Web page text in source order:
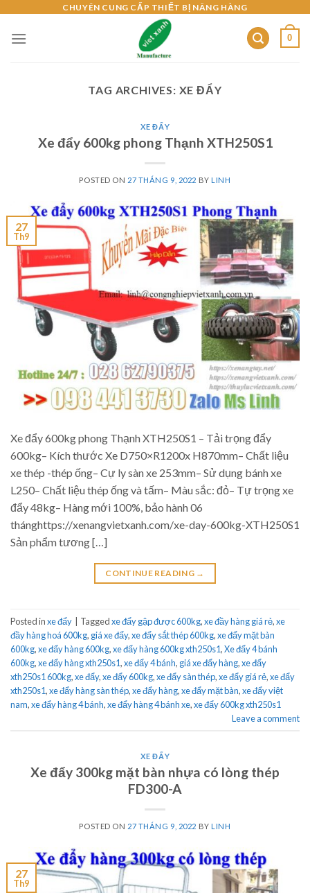
content
CHUYÊN CUNG CẤP THIẾT BỊ NÂNG HÀNG
0
TAG ARCHIVES: XE ĐẨY
XE ĐẨY
Xe đẩy 600kg phong Thạnh XTH250S1
POSTED ON 27 THÁNG 9, 2022 BYLINH
27
Th9
Xe đẩy 600kg phong Thạnh XTH250S1 – Tải trọng đẩy
600kg– Kích thước Xe D750×R1200x H870mm– Chất liệu
xe thép -thép ống– Cự ly sàn xe 253mm– Sử dụng bánh xe
L250– Chất liệu thép ống và tấm– Màu sắc: đỏ– Tự trọng xe
đẩy 48kg– Hàng mới 100%, bảo hành 06
thánghttps://xenangvietxanh.com/xe-day-600kg-XTH250S1
Sản phẩm tương […]
CONTINUE READING →
Posted inxe đẩy Taggedxe đẩy gập được 600kg,xe đầy hàng giá rẻ,xe
đầy hàng hoá 600kg, giá xe đẩy,xe đẩy sắt thép 600kg,xe đẩy mặt bàn
600kg,xe đẩy hàng 600kg,xe đẩy hàng 600kg xth250s1,Xe đẩy 4 bánh
600kg,xe đẩy hàng xth250s1,xe đẩy 4 bánh, giá xe đẩy hàng,xe đẩy
xth250s1 600kg,xe đẩy,xe đẩy 600kg,xe đẩy sàn thép,xe đẩy giá rẻ,xe đẩy
xth250s1,xe đẩy hàng sàn thép,xe đẩy hàng,xe đẩy mặt bàn,xe đẩy việt
nam,xe đẩy hàng 4 bánh,xe đẩy hàng 4 bánh xe,xe đẩy 600kg xth250s1
Leave a comment
XE ĐẨY
Xe đẩy 300kg mặt bàn nhựa có lòng thép
FD300-A
POSTED ON 27 THÁNG 9, 2022 BYLINH
27
Th9